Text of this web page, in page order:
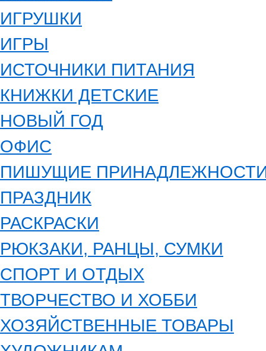
ИГРУШКИ
ИГРЫ
ИСТОЧНИКИ ПИТАНИЯ
КНИЖКИ ДЕТСКИЕ
НОВЫЙ ГОД
ОФИС
ПИШУЩИЕ
ПРАЗДНИК
РАСКРАСКИ
РЮКЗАКИ, РАНЦЫ, СУМКИ
СПОРТ И ОТДЫХ
ТВОРЧЕСТВО И ХОББИ
ХОЗЯЙСТВЕННЫЕ ТОВАРЫ